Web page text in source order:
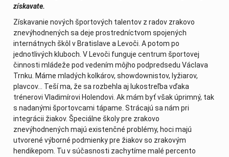
získavate.
Získavanie nových športových talentov z radov zrakovo
znevýhodnených sa deje prostredníctvom spojených
internátnych škôl v Bratislave a Levoči. A potom po
jednotlivých kluboch. V Levoči funguje centrum športovej
činnosti mládeže pod vedením môjho podpredsedu Václava
Trnku. Máme mladých kolkárov, showdownistov, lyžiarov,
plavcov... Teší ma, že sa rozbehla aj lukostreľba vďaka
trénerovi Vladimírovi Holendovi. Ak mám byť však úprimný, tak
s nadanými športovcami tápame. Strácajú sa nám pri
integrácii žiakov. Špeciálne školy pre zrakovo
znevýhodnených majú existenčné problémy, hoci majú
utvorené výborné podmienky pre žiakov so zrakovým
hendikepom. Tu v súčasnosti zachytíme malé percento